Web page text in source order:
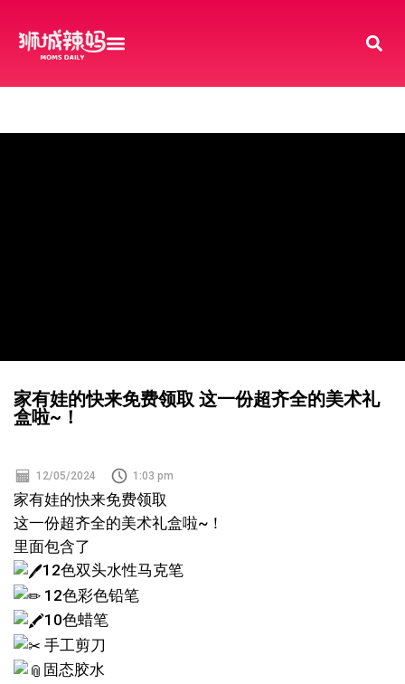
家有娃的快来免费领取 这一份超齐全的美术礼
盒啦~！
12/05/2024 1:03 pm
家有娃的快来免费领取
这一份超齐全的美术礼盒啦~！
里面包含了
12色双头水性马克笔
12色彩色铅笔
10色蜡笔
手工剪刀
固态胶水